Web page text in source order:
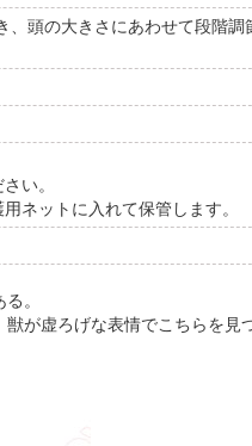
頭の大きさにあわせて段階調
い。
ネットに入れて保管します。
。
が虚ろげな表情でこちらを見